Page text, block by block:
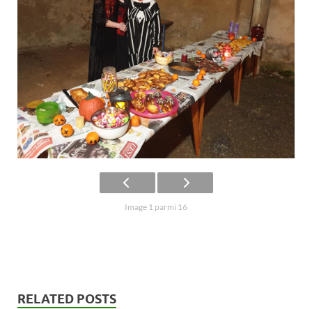
Image 1 parmi 16
RELATED POSTS